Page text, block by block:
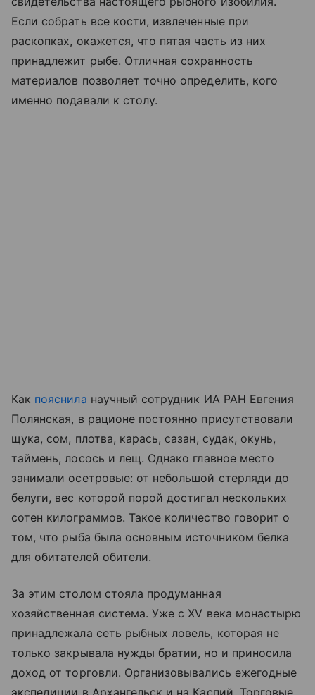
Если собрать все кости, извлеченные при
раскопках, окажется, что пятая часть из них
принадлежит рыбе. Отличная сохранность
материалов позволяет точно определить, кого
именно подавали к столу.
Как пояснила научный сотрудник ИА РАН Евгения
Полянская, в рационе постоянно присутствовали
щука, сом, плотва, карась, сазан, судак, окунь,
таймень, лосось и лещ. Однако главное место
занимали осетровые: от небольшой стерляди до
белуги, вес которой порой достигал нескольких
сотен килограммов. Такое количество говорит о
том, что рыба была основным источником белка
для обитателей обители.
За этим столом стояла продуманная
хозяйственная система. Уже с XV века монастырю
принадлежала сеть рыбных ловель, которая не
только закрывала нужды братии, но и приносила
доход от торговли. Организовывались ежегодные
экспедиции в Архангельск и на Каспий. Торговые